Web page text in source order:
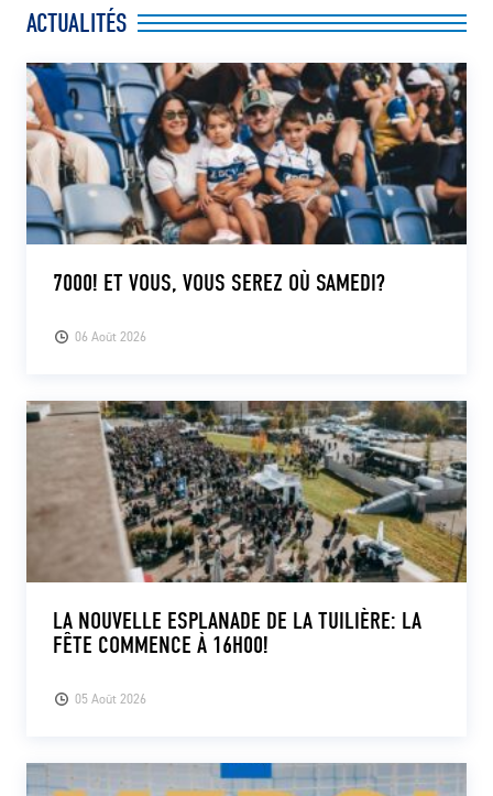
ACTUALITÉS
06 Août 2026
7000! ET VOUS, VOUS SEREZ OÙ SAMEDI?
05 Août 2026
LA NOUVELLE ESPLANADE DE LA TUILIÈRE: LA
FÊTE COMMENCE À 16H00!